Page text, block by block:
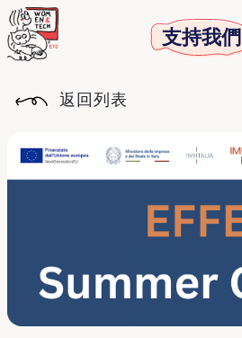
支持我們
返回列表